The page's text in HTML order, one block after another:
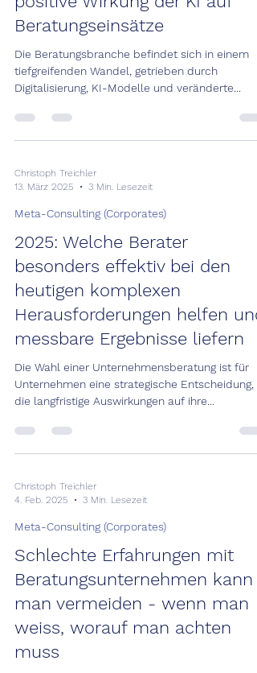
Beratungseinsätze
Die Beratungsbranche befindet sich in einem
tiefgreifenden Wandel, getrieben durch
Digitalisierung, KI-Modelle und veränderte...
Christoph Treichler
13. März 2025
3 Min. Lesezeit
Meta-Consulting (Corporates)
2025: Welche Berater
besonders effektiv bei den
heutigen komplexen
Herausforderungen helfen und
messbare Ergebnisse liefern
Die Wahl einer Unternehmensberatung ist für
Unternehmen eine strategische Entscheidung,
die langfristige Auswirkungen auf ihre...
Christoph Treichler
4. Feb. 2025
3 Min. Lesezeit
Meta-Consulting (Corporates)
Schlechte Erfahrungen mit
Beratungsunternehmen kann
man vermeiden - wenn man
weiss, worauf man achten
muss